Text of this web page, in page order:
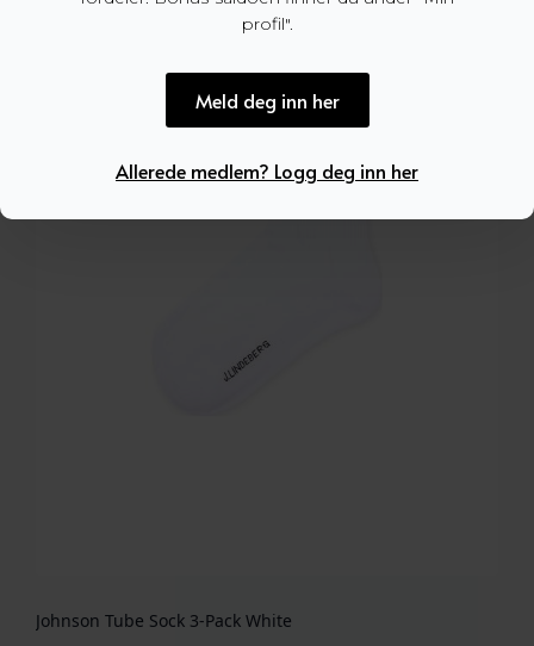
Johnson Tube Sock 3-Pack White
profil".
Meld deg inn her
Allerede medlem? Logg deg inn her